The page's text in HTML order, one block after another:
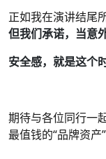
正如我在演讲结尾
但我们承诺，当意
安全感，就是这个
期待与各位同行一
最值钱的“品牌资产”